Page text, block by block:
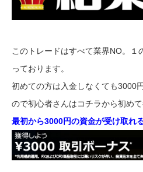
このトレードはすべて業界NO。１
っております。
初めての方は入金しなくても3000
ので初心者さんはコチラから初めて
最初から3000円の資金が受け取れ